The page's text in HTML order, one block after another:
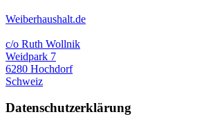
Weiberhaushalt.de
c/o Ruth Wollnik
Weidpark 7
6280 Hochdorf
Schweiz
Datenschutzerklärung